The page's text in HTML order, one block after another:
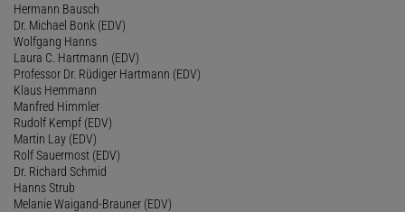
Hermann Bausch
Dr. Michael Bonk (EDV)
Wolfgang Hanns
Laura C. Hartmann (EDV)
Professor Dr. Rüdiger Hartmann (EDV)
Klaus Hemmann
Manfred Himmler
Rudolf Kempf (EDV)
Martin Lay (EDV)
Rolf Sauermost (EDV)
Dr. Richard Schmid
Hanns Strub
Melanie Waigand-Brauner (EDV)